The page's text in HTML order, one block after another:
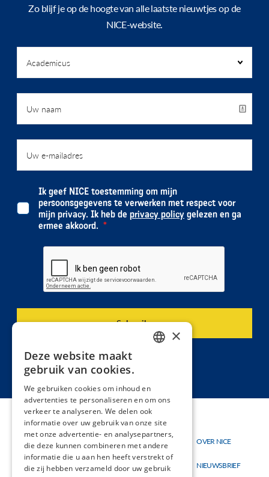
Zo blijf je op de hoogte van alle laatste nieuwtjes op de
NICE-website.
Ik geef NICE toestemming om mijn
persoonsgegevens te verwerken met respect voor
mijn privacy. Ik heb de privacy policy gelezen en ga
ermee akkoord.
Hoofdnavigatie
Thema's
Materialen
Nieuw
Topmenu
OVER NICE
NIEUWSBRIEF
×
Deze website maakt
gebruik van cookies.
We gebruiken cookies om inhoud en
advertenties te personaliseren en om ons
verkeer te analyseren. We delen ook
informatie over uw gebruik van onze site
met onze advertentie- en analysepartners,
die deze kunnen combineren met andere
informatie die u aan hen heeft verstrekt of
die zij hebben verzameld door uw gebruik